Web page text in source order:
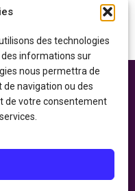
des technologies
informations sur
nous permettra de
navigation ou des
de votre consentement
confidentialité
d’accessibilité